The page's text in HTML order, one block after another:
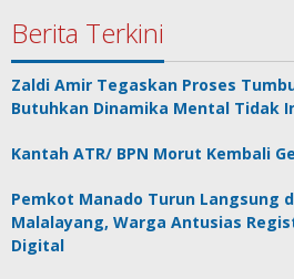
Berita Terkini
Zaldi Amir Tegaskan Proses
Butuhkan Dinamika Mental Tidak
Kantah ATR/ BPN Morut Kembali
Pemkot Manado Turun Langsung
Malalayang, Warga Antusias
Digital